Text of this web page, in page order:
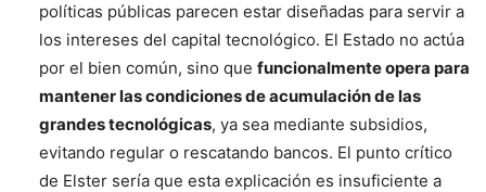
políticas públicas parecen estar diseñadas para servir a
los intereses del capital tecnológico. El Estado no actúa
por el bien común, sino que funcionalmente opera para
mantener las condiciones de acumulación de las
grandes tecnológicas, ya sea mediante subsidios,
evitando regular o rescatando bancos. El punto crítico
de Elster sería que esta explicación es insuficiente a